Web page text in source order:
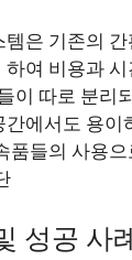
템은 기존의
여 비용과
이 따로 분리
에서도 용이
품들의 사용
성공 사